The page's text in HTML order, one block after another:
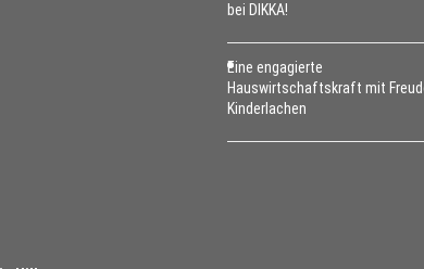
bei DIKKA!
Eine engagierte
Hauswirtschaftskraft mit
Kinderlachen